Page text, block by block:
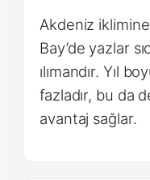
Akdeniz
Bay’de yazlar
ılımandır. Yıl
fazladır, bu da
avantaj sağlar.